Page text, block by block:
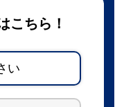
こちら！
い